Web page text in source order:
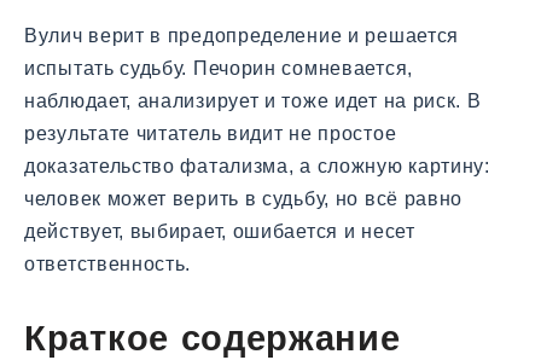
Вулич верит в предопределение и решается
испытать судьбу. Печорин сомневается,
наблюдает, анализирует и тоже идет на риск. В
результате читатель видит не простое
доказательство фатализма, а сложную картину:
человек может верить в судьбу, но всё равно
действует, выбирает, ошибается и несет
ответственность.
Краткое содержание